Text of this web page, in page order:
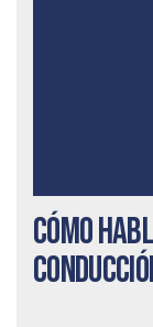
Cómo